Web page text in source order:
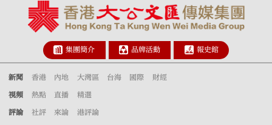
集團簡介 品牌活動 報史館
新聞 香港 內地 大灣區 台海 國際 財經
視頻 熱點 直播 精選
評論 社評 來論 港評論